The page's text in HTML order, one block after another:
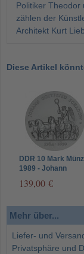
Politiker Theodor
zählen der
Architekt Kurt
Diese Artikel
DDR 10 Mark
1989 - Johann
139,00 €
Mehr über...
Liefer- und
Privatsphäre und